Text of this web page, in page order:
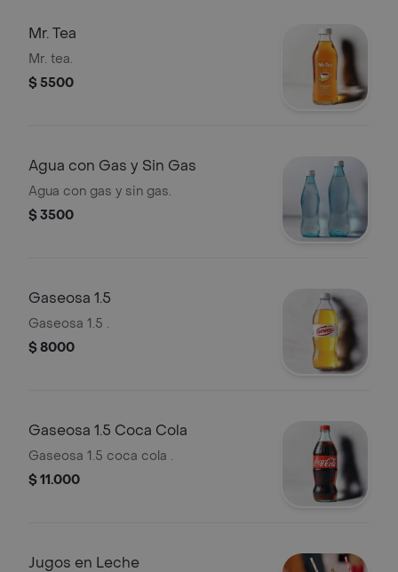
Mr. Tea
Mr. tea.
$ 5500
Agua con Gas y Sin Gas
Agua con gas y sin gas.
$ 3500
Gaseosa 1.5
Gaseosa 1.5 .
$ 8000
Gaseosa 1.5 Coca Cola
Gaseosa 1.5 coca cola .
$ 11.000
Jugos en Leche